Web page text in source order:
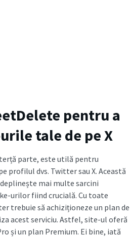
pentru a
tale de pe X
parte, este utilă pentru
profilul dvs. Twitter sau X. Această
mai multe sarcini
urilor fiind crucială. Cu toate
trebuie să achiziționeze un plan de
acest serviciu. Astfel, site-ul oferă
și un plan Premium. Ei bine, iată